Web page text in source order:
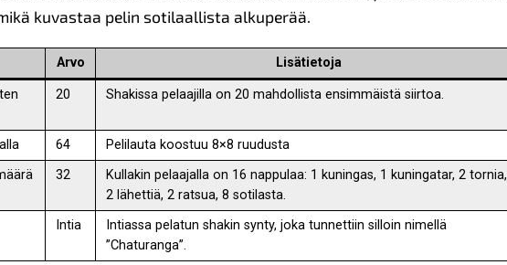
kuvastaa pelin sotilaallista alkuperää.
Arvo Lisätietoja
20 Shakissa pelaajilla on 20 mahdollista ensimmäistä siirtoa.
64
Pelilauta koostuu 8×8 ruudusta
32
Kullakin pelaajalla on 16 nappulaa: 1 kuningas, 1 kuningatar, 2 tornia,
2 lähettiä, 2 ratsua, 8 sotilasta.
Intia
Intiassa pelatun shakin synty, joka tunnettiin silloin nimellä
”Chaturanga”.